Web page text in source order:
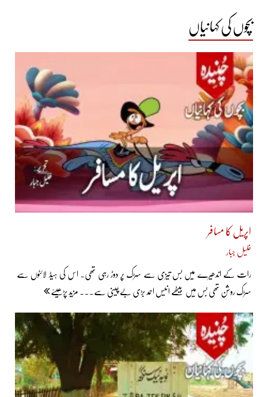
بچوں کی کہانیاں
اپریل کا مسافر
خلیل جبار
رات کے اندھیرے میں بس تیزی سے سڑک پر دوڑ رہی تھی۔ اس کی ہیڈ لائٹوں سے
سڑک روشن تھی بس میں بیٹھے انیس احمد بڑی بےچینی سے... مزید پڑھیئے